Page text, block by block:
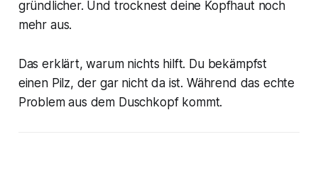
gründlicher. Und trocknest deine Kopfhaut noch
mehr aus.
Das erklärt, warum nichts hilft. Du bekämpfst
einen Pilz, der gar nicht da ist. Während das echte
Problem aus dem Duschkopf kommt.